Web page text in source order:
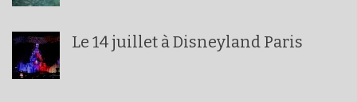
Le 14 juillet à Disneyland Paris